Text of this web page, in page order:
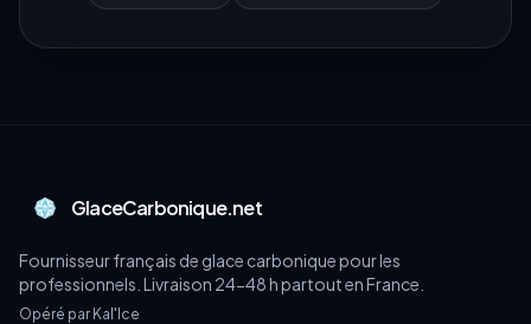
GlaceCarbonique.net
Fournisseur français de glace carbonique pour les
professionnels. Livraison 24-48 h partout en France.
Opéré par Kal'Ice